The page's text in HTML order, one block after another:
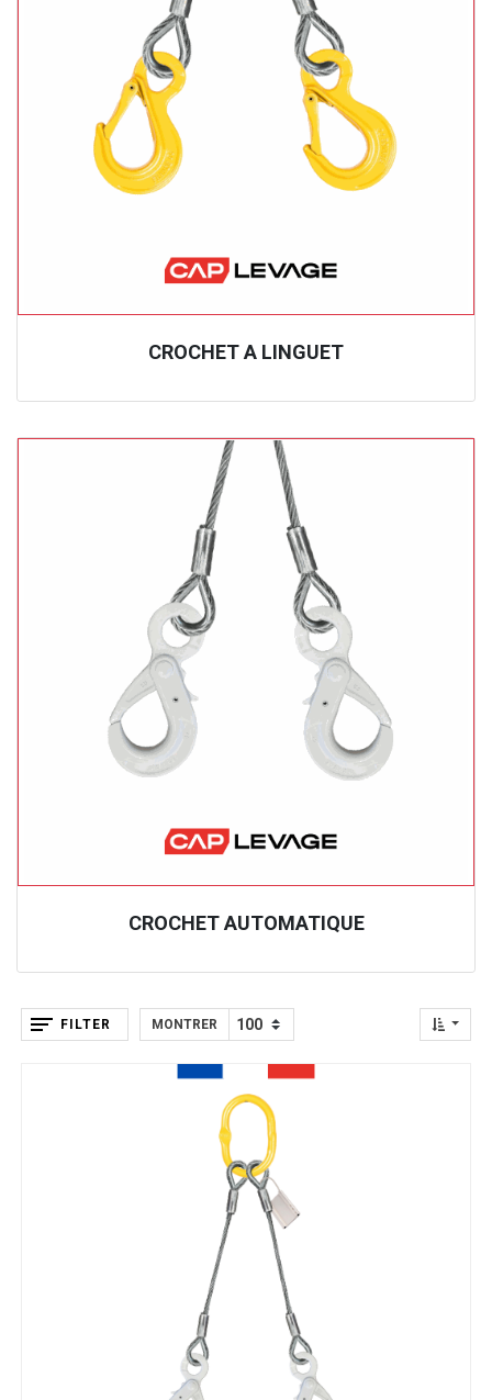
CROCHET A LINGUET
CROCHET AUTOMATIQUE
FILTER MONTRER